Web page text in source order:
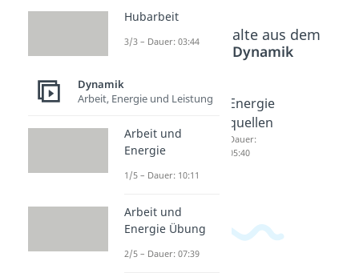
Beliebte Inhalte aus dem
Bereich Dynamik
Wirkun
Dauer:
05:09
Perpetu
Mobile
03:59
Energie
quellen
Dauer:
05:40
Hubarbeit
3/3 – Dauer: 03:44
Dynamik
Arbeit, Energie und Leistung
Arbeit und
Energie
1/5 – Dauer: 10:11
Arbeit und
Energie Übung
2/5 – Dauer: 07:39